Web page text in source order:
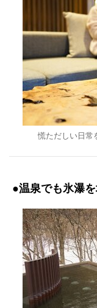
慌ただしい日常
●温泉でも氷瀑を